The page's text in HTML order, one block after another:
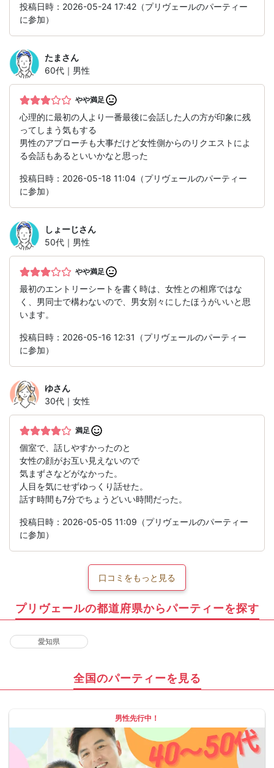
投稿日時：2026-05-24 17:42（プリヴェールのパーティー
に参加）
たま さん
60代｜男性
やや満足
心理的に最初の人より一番最後に会話した人の方が印象に残
ってしまう気もする
男性のアプローチも大事だけど女性側からのリクエストによ
る会話もあるといいかなと思った
投稿日時：2026-05-18 11:04（プリヴェールのパーティー
に参加）
しょーじさん
50代｜男性
やや満足
最初のエントリーシートを書く時は、女性との相席ではな
く、男同士で構わないので、男女別々にしたほうがいいと思
います。
投稿日時：2026-05-16 12:31（プリヴェールのパーティー
に参加）
ゆさん
30代｜女性
満足
個室で、話しやすかったのと
女性の顔がお互い見えないので
気まずさなどがなかった。
人目を気にせずゆっくり話せた。
話す時間も7分でちょうどいい時間だった。
投稿日時：2026-05-05 11:09（プリヴェールのパーティー
に参加）
口コミをもっと見る
プリヴェールの都道府県からパーティーを探す
愛知県
全国のパーティーを見る
男性先行中！